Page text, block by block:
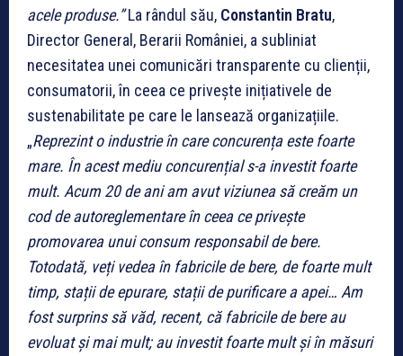
acele produse.”La rândul său, Constantin Bratu,
Director General, Berarii României, a subliniat
necesitatea unei comunicări transparente cu clienții,
consumatorii, în ceea ce privește inițiativele de
sustenabilitate pe care le lansează organizațiile.
„Reprezint o industrie în care concurența este foarte
mare. În acest mediu concurențial s-a investit foarte
mult. Acum 20 de ani am avut viziunea să creăm un
cod de autoreglementare în ceea ce privește
promovarea unui consum responsabil de bere.
Totodată, veți vedea în fabricile de bere, de foarte mult
timp, stații de epurare, stații de purificare a apei… Am
fost surprins să văd, recent, că fabricile de bere au
evoluat și mai mult; au investit foarte mult și în măsuri